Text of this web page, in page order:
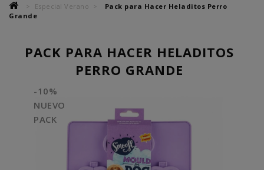
Especial Verano
Pack para Hacer Heladitos Perro
Grande
PACK PARA HACER HELADITOS
PERRO GRANDE
-10%
NUEVO
PACK